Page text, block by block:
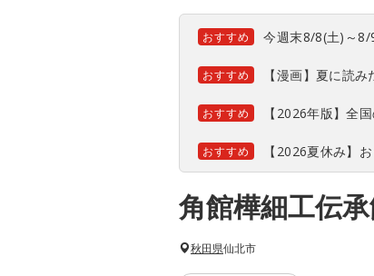
おすすめ 今週末8/8(土)～8/
おすすめ 【漫画】夏に読
おすすめ 【2026年版】全
おすすめ 【2026夏休み】
角館樺細工伝
秋田県仙北市